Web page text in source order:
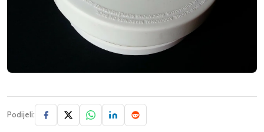
Podijeli: